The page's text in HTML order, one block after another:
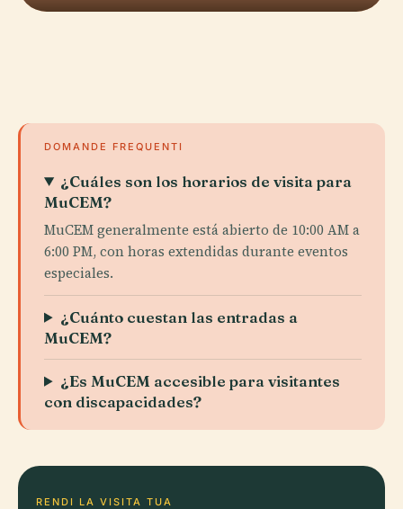
DOMANDE FREQUENTI
¿Cuáles son los horarios de visita para
MuCEM?
MuCEM generalmente está abierto de 10:00 AM a
6:00 PM, con horas extendidas durante eventos
especiales.
¿Cuánto cuestan las entradas a
MuCEM?
¿Es MuCEM accesible para visitantes
con discapacidades?
RENDI LA VISITA TUA